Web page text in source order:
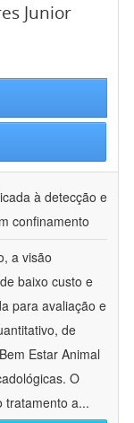
Junior
à detecção e
confinamento
a visão
baixo custo e
para avaliação e
de
Estar Animal
O
tratamento a...